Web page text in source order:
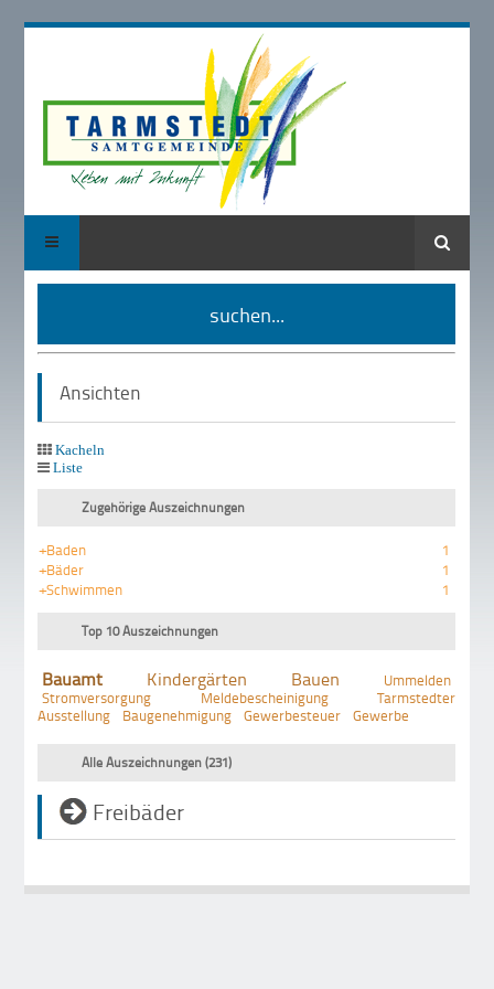
Suche
suchen...
Ansichten
Kacheln
Liste
Zugehörige Auszeichnungen
+Baden
1
+Bäder
1
+Schwimmen
1
Top 10 Auszeichnungen
Bauamt Kindergärten Bauen
Ummelden
Stromversorgung
Meldebescheinigung
Tarmstedter
Ausstellung
Baugenehmigung Gewerbesteuer Gewerbe
Alle Auszeichnungen (231)
Freibäder